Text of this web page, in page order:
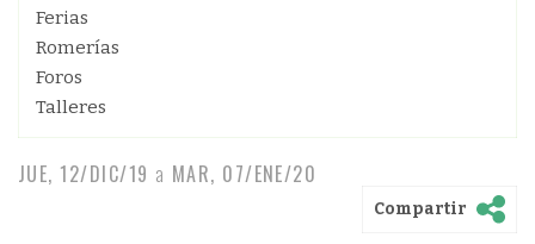
Ferias
Romerías
Foros
Talleres
JUE, 12/DIC/19 a MAR, 07/ENE/20
Compartir